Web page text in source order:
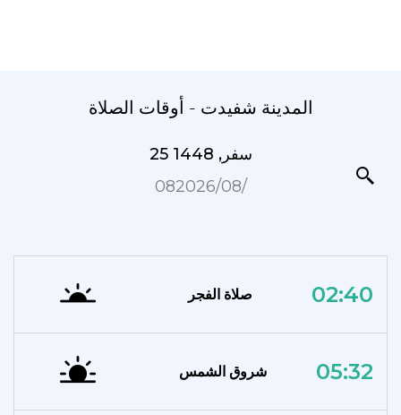
المدينة شفيدت - أوقات الصلاة
25 سفر, 1448
08‏/08‏/2026
صلاة الفجر 02:40
شروق الشمس 05:32